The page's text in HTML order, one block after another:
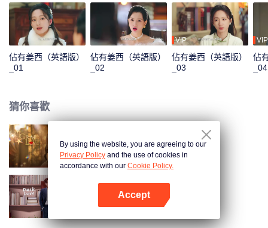
佔有姜西（英語版）
_01
佔有姜西（英語版）
_02
VIP
佔有姜西（英語版）
_03
VIP
佔
_04
猜你喜歡
佔有姜西
暮色心跡
By using the website, you are agreeing to our
Privacy Policy and the use of cookies in
accordance with our Cookie Policy.
Accept